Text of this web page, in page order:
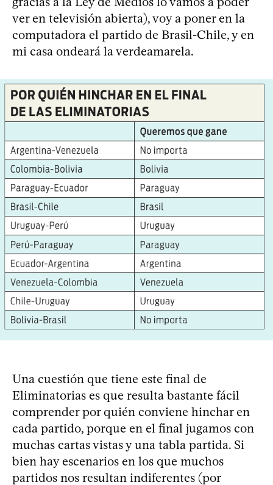
ver en televisión abierta), voy a poner en la
computadora el partido de Brasil-Chile, y en
mi casa ondeará la verdeamarela.
Una cuestión que tiene este final de
Eliminatorias es que resulta bastante fácil
comprender por quién conviene hinchar en
cada partido, porque en el final jugamos con
muchas cartas vistas y una tabla partida. Si
bien hay escenarios en los que muchos
partidos nos resultan indiferentes (por